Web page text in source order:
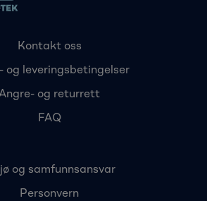
Kontakt oss
og leveringsbetingelser
og returrett
FAQ
og samfunnsansvar
Personvern